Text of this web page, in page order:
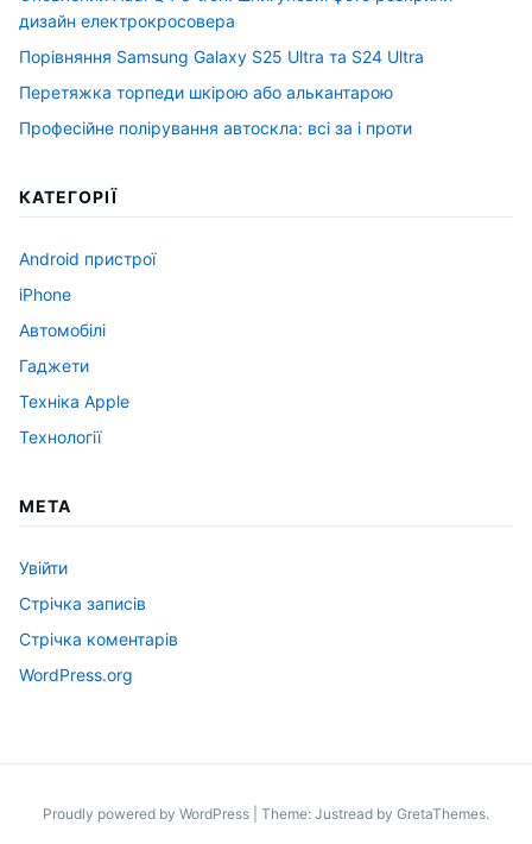
дизайн електрокросовера
Порівняння Samsung Galaxy S25 Ultra та S24 Ultra
Перетяжка торпеди шкірою або алькантарою
Професійне полірування автоскла: всі за і проти
КАТЕГОРІЇ
Android пристрої
iPhone
Автомобілі
Гаджети
Техніка Apple
Технології
МЕТА
Увійти
Стрічка записів
Стрічка коментарів
WordPress.org
Proudly powered by WordPress Theme: Justread by GretaThemes.